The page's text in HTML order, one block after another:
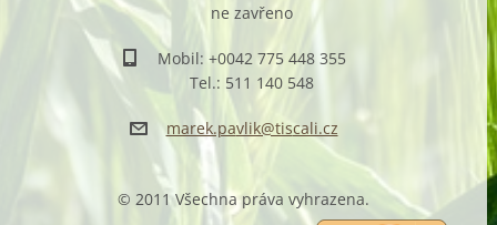
ne zavřeno
Mobil: +0042 775 448 355
Tel.: 511 140 548
marek.pavlik@tiscali.cz
© 2011 Všechna práva vyhrazena.